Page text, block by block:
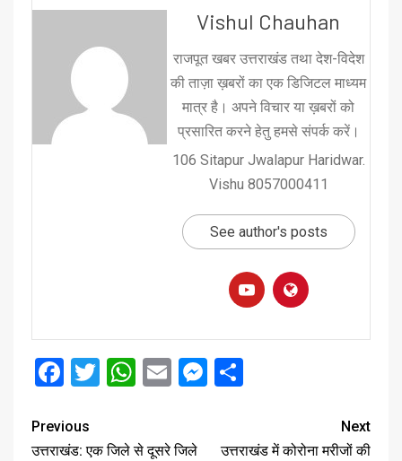
Vishul Chauhan
राजपूत खबर उत्तराखंड तथा देश-विदेश
की ताज़ा ख़बरों का एक डिजिटल माध्यम
मात्र है। अपने विचार या ख़बरों को
प्रसारित करने हेतु हमसे संपर्क करें।
106 Sitapur Jwalapur Haridwar.
Vishu 8057000411
See author's posts
Facebook
Twitter
WhatsApp
EmailMessenger
Previous
उत्तराखंड: एक जिले से दूसरे जिले
Next
उत्तराखंड में कोरोना मरीजों की